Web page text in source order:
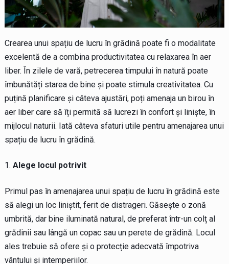
Crearea unui spațiu de lucru în grădină poate fi o modalitate
excelentă de a combina productivitatea cu relaxarea în aer
liber. În zilele de vară, petrecerea timpului în natură poate
îmbunătăți starea de bine și poate stimula creativitatea. Cu
puțină planificare și câteva ajustări, poți amenaja un birou în
aer liber care să îți permită să lucrezi în confort și liniște, în
mijlocul naturii. Iată câteva sfaturi utile pentru amenajarea unui
spațiu de lucru în grădină.
Alege locul potrivit
Primul pas în amenajarea unui spațiu de lucru în grădină este
să alegi un loc liniștit, ferit de distrageri. Găsește o zonă
umbrită, dar bine iluminată natural, de preferat într-un colț al
grădinii sau lângă un copac sau un perete de grădină. Locul
ales trebuie să ofere și o protecție adecvată împotriva
vântului și intemperiilor.